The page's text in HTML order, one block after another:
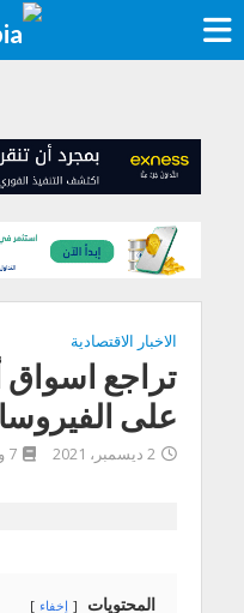
الاخبار الاقتصادية
تراجع اسواق
على
2 ديسمبر، 2021 7 وقت القراءة بالدقيقة
المحتويات إخفاء